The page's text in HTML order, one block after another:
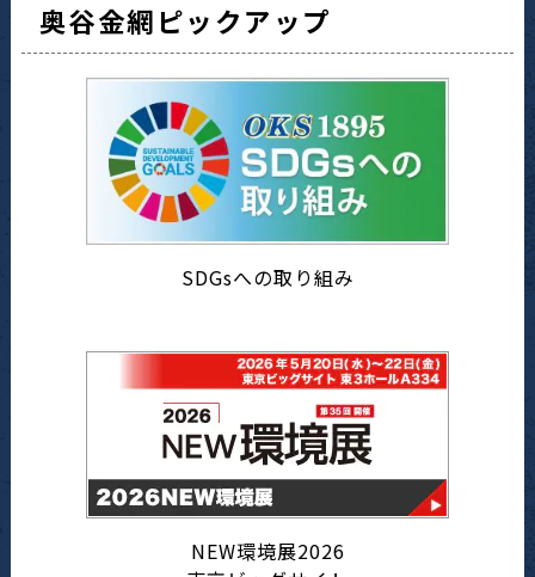
奥谷金網ピックアップ
SDGsへの取り組み
NEW環境展2026